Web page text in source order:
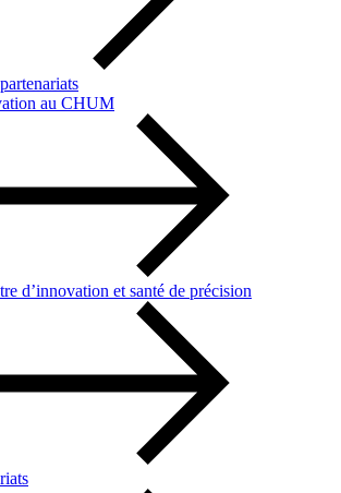
au CHUM
d’innovation et santé de précision